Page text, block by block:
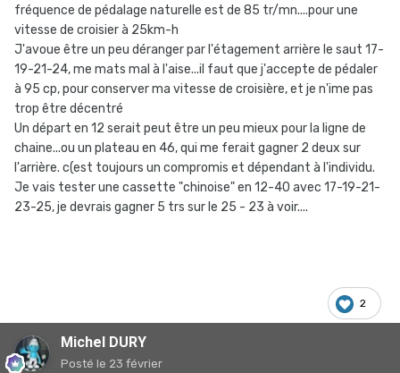
fréquence de pédalage naturelle est de 85 tr/mn....pour une
vitesse de croisier à 25km-h
J'avoue être un peu déranger par l'étagement arrière le saut 17-
19-21-24, me mats mal à l'aise...il faut que j'accepte de pédaler
à 95 cp, pour conserver ma vitesse de croisière, et je n'ime pas
trop être décentré
Un départ en 12 serait peut être un peu mieux pour la ligne de
chaine...ou un plateau en 46, qui me ferait gagner 2 deux sur
l'arrière. c(est toujours un compromis et dépendant à l'individu.
Je vais tester une cassette "chinoise" en 12-40 avec 17-19-21-
23-25, je devrais gagner 5 trs sur le 25 - 23 à voir....
2
Michel DURY
Posté le 23 février